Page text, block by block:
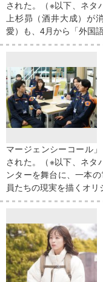
された。（※以下、ネ
上杉昴（酒井大成）が
愛）も、4月から「外国
マージェンシーコール
された。（※以下、ネ
ンターを舞台に、一本
員たちの現実を描くオリ